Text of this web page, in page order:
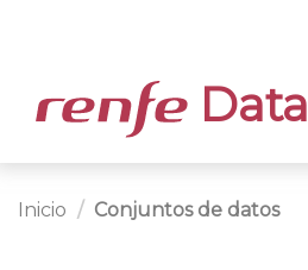
Data
Inicio Conjuntos de datos